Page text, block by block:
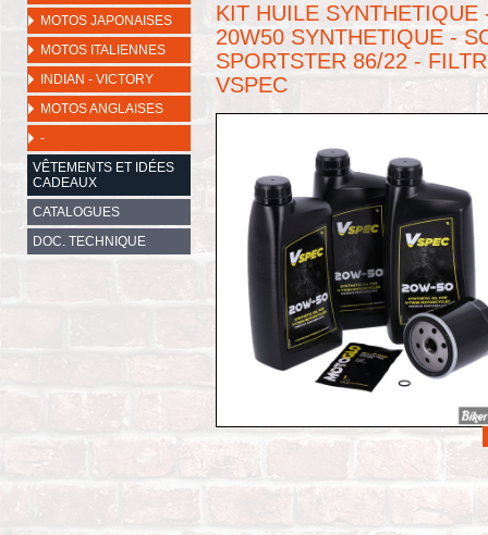
MOTOS JAPONAISES
MOTOS ITALIENNES
INDIAN - VICTORY
MOTOS ANGLAISES
-
VÊTEMENTS ET IDÉES
CADEAUX
CATALOGUES
DOC. TECHNIQUE
KIT HUILE
20W50 SYNTHETIQUE -
SPORTSTER 86/22 -
VSPEC